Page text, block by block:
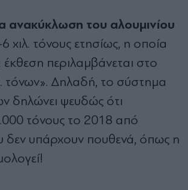
ανακύκλωση του αλουµινίου
χιλ. τόνους ετησίως, η οποία
περιλαµβάνεται στο
τόνων». ∆ηλαδή, το σύστηµα
δηλώνει ψευδώς ότι
τόνους το 2018 από
δεν υπάρχουν πουθενά, όπως η